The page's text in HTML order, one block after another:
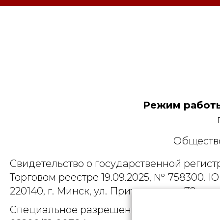
Режим
Свидетельство о государственной
Торговом реестре 19.09.2025, № 758300.
220140, г. Минск, ул. Притыцкого, д.79,
Специальное разрешение (лицензия)